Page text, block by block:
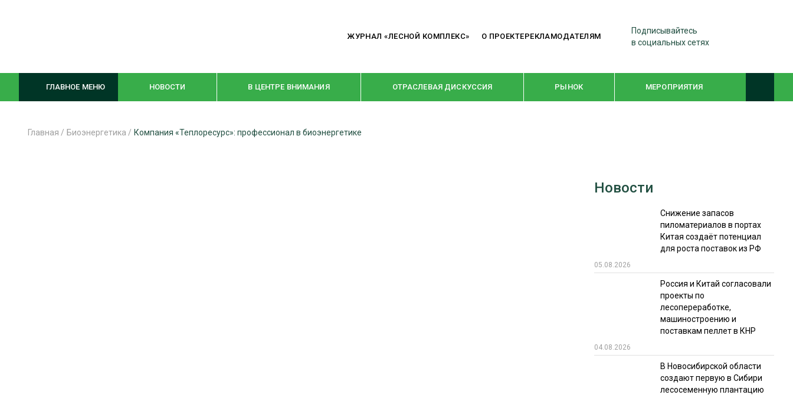
ЖУРНАЛ «ЛЕСНОЙ КОМПЛЕКС» О ПРОЕКТЕРЕКЛАМОДАТЕЛЯМ
Подписывайтесь
в социальных сетях
ГЛАВНОЕ МЕНЮ НОВОСТИ В ЦЕНТРЕ ВНИМАНИЯ ОТРАСЛЕВАЯ ДИСКУССИЯ РЫНОК МЕРОПРИЯТИЯ
WOODEX-2021
СУШКА ДРЕВЕСИНЫ
Главная / Биоэнергетика / Компания «Теплоресурс»: профессионал в биоэнергетике
Новости
Снижение запасов
пиломатериалов в портах
Китая создаёт потенциал
для роста поставок из РФ
05.08.2026
Россия и Китай согласовали
проекты по
лесопереработке,
машиностроению и
поставкам пеллет в КНР
04.08.2026
В Новосибирской области
создают первую в Сибири
лесосеменную плантацию